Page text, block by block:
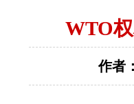
WTO
作者